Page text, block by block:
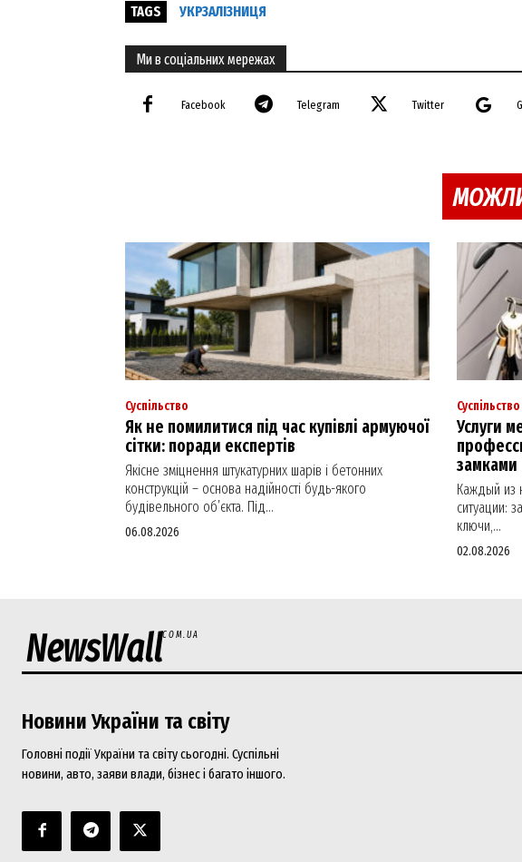
TAGS УКРЗАЛІЗНИЦЯ
Ми в соціальних мережах
Facebook Telegram Twitter
Суспільство
Як не помилитися під час купівлі армуючої
сітки: поради експертів
Якісне зміцнення штукатурних шарів і бетонних
конструкцій – основа надійності будь-якого
будівельного об’єкта. Під...
06.08.2026
Суспільство
Услуги
замками
Каждый из
ситуации:
ключи,...
02.08.2026
NewsWallCOM.UA
Новини України та світу
Головні події України та світу сьогодні. Суспільні
новини, авто, заяви влади, бізнес і багато іншого.